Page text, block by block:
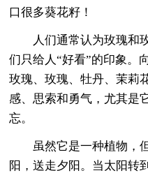
口很多葵花籽！
人们通常认为玫瑰和玫
们只给人“好看”的印象。
玫瑰、玫瑰、牡丹、茉莉
感、思索和勇气，尤其是
忘。
虽然它是一种植物，但
阳，送走夕阳。当太阳转